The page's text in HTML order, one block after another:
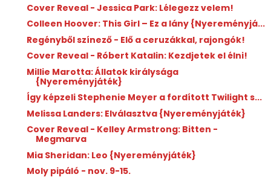
Cover Reveal - Jessica Park: Lélegezz velem!
Colleen Hoover: This Girl – Ez a lány {Nyereményjá...
Regényből színező - Elő a ceruzákkal, rajongók!
Cover Reveal - Róbert Katalin: Kezdjetek el élni!
Millie Marotta: Állatok királysága
{Nyereményjáték}
Így képzeli Stephenie Meyer a fordított Twilight s...
Melissa Landers: Elválasztva {Nyereményjáték}
Cover Reveal - Kelley Armstrong: Bitten -
Megmarva
Mia Sheridan: Leo {Nyereményjáték}
Moly pipáló - nov. 9-15.